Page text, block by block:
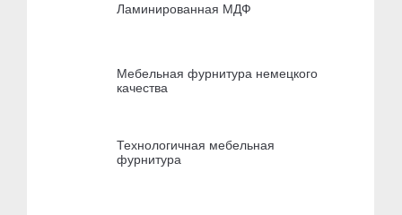
Ламинированная МДФ
Мебельная фурнитура немецкого
качества
Технологичная мебельная
фурнитура